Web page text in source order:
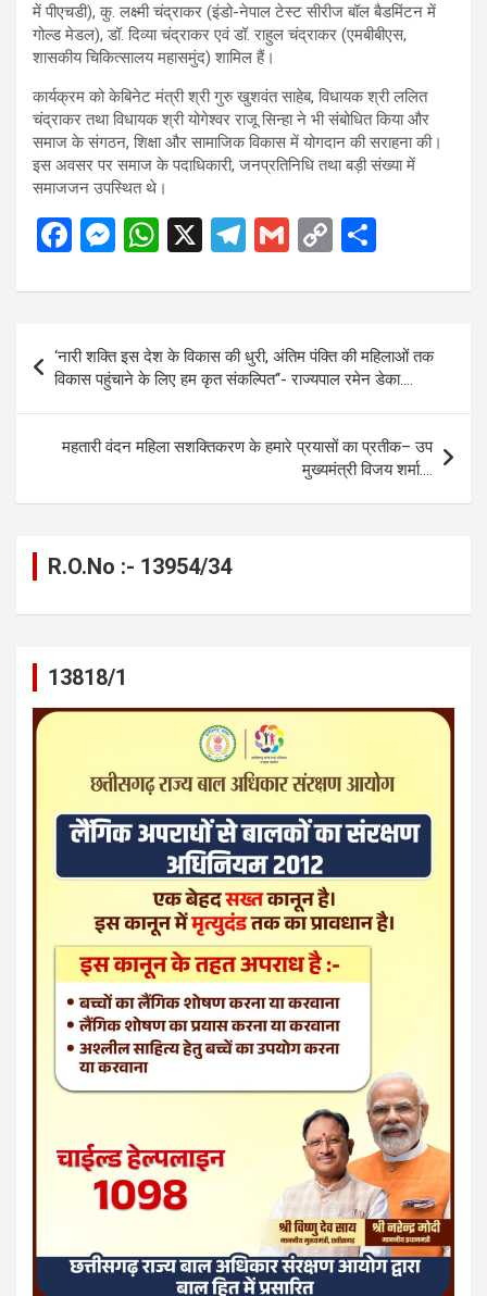
में पीएचडी), कु. लक्ष्मी चंद्राकर (इंडो-नेपाल टेस्ट सीरीज बॉल बैडमिंटन में
गोल्ड मेडल), डॉ. दिव्या चंद्राकर एवं डॉ. राहुल चंद्राकर (एमबीबीएस,
शासकीय चिकित्सालय महासमुंद) शामिल हैं।
कार्यक्रम को केबिनेट मंत्री श्री गुरु खुशवंत साहेब, विधायक श्री ललित
चंद्राकर तथा विधायक श्री योगेश्वर राजू सिन्हा ने भी संबोधित किया और
समाज के संगठन, शिक्षा और सामाजिक विकास में योगदान की सराहना की।
इस अवसर पर समाज के पदाधिकारी, जनप्रतिनिधि तथा बड़ी संख्या में
समाजजन उपस्थित थे।
F
ce
b
o
o
k
M
se
g
er
W
at
s
A
p
p
X
T
e
gr
a
m
G
ail
C
py
Li
n
k
ar
e
navigation
‘नारी शक्ति इस देश के विकास की धुरी, अंतिम पंक्ति की महिलाओं तक
विकास पहुंचाने के लिए हम कृत संकल्पित‘‘- राज्यपाल रमेन डेका….
महतारी वंदन महिला सशक्तिकरण के हमारे प्रयासों का प्रतीक– उप
मुख्यमंत्री विजय शर्मा….
R.O.No :- 13954/34
13818/1